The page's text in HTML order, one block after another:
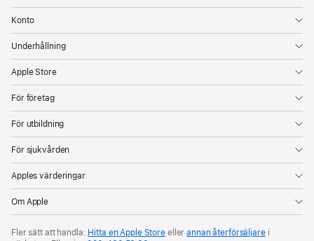
Konto
Underhållning
Apple Store
För företag
För utbildning
För sjukvården
Apples värderingar
Om Apple
Fler sätt att handla: Hitta en Apple Storeellerannan återförsäljarei